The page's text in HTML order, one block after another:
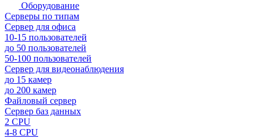
Оборудование
Серверы по типам
Сервер для офиса
10-15 пользователей
до 50 пользователей
50-100 пользователей
Сервер для видеонаблюдения
до 15 камер
до 200 камер
Файловый сервер
Сервер баз данных
2 CPU
4-8 CPU